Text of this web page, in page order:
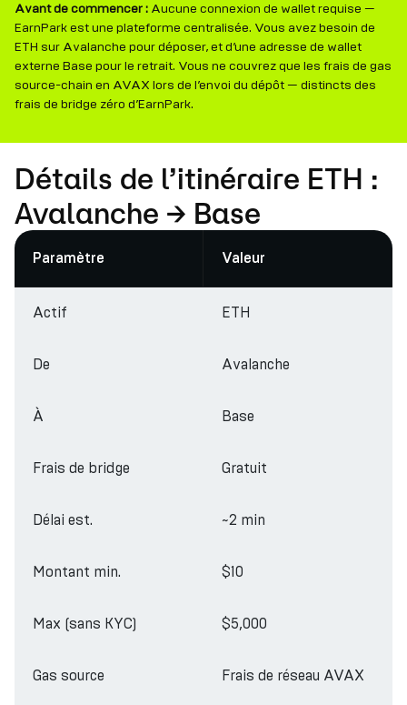
Avant de commencer : Aucune connexion de wallet requise —
EarnPark est une plateforme centralisée. Vous avez besoin de
ETH sur Avalanche pour déposer, et d’une adresse de wallet
externe Base pour le retrait. Vous ne couvrez que les frais de gas
source-chain en AVAX lors de l’envoi du dépôt — distincts des
frais de bridge zéro d’EarnPark.
Détails de l’itinéraire ETH :
Avalanche → Base
Paramètre Valeur
Actif ETH
De Avalanche
À Base
Frais de bridge Gratuit
Délai est. ~2 min
Montant min. $10
Max (sans KYC) $5,000
Gas source Frais de réseau AVAX